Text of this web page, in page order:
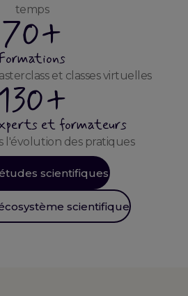
temps
70+
Formations
et classes virtuelles
et formateurs
l'évolution des pratiques
scientifiques
scientifique